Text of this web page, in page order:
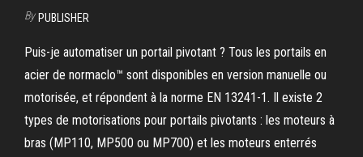
By PUBLISHER
Puis-je automatiser un portail pivotant ? Tous les portails en
acier de normaclo™ sont disponibles en version manuelle ou
motorisée, et répondent à la norme EN 13241-1. Il existe 2
types de motorisations pour portails pivotants : les moteurs à
bras (MP110, MP500 ou MP700) et les moteurs enterrés